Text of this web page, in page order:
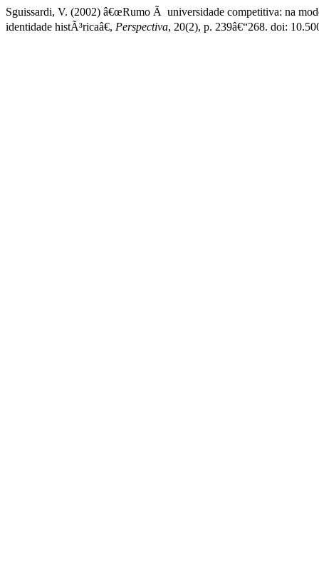
Sguissardi, V. (2002) â€œRumo Ã universidade competitiva: na
identidade histÃ³ricaâ€, Perspectiva, 20(2), p. 239â€“268. doi: